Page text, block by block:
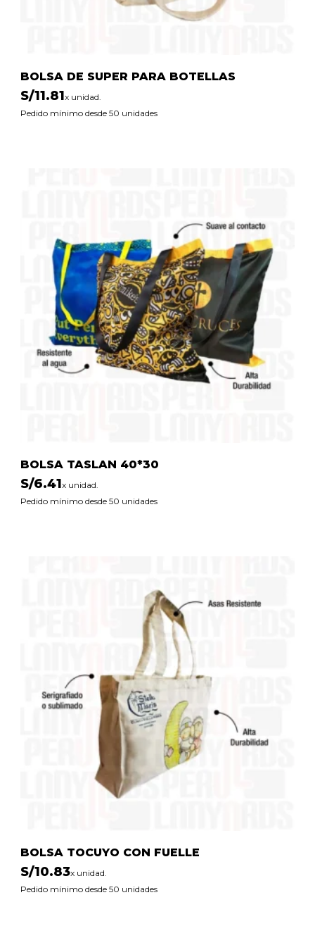
BOLSA DE SUPER PARA BOTELLAS
S/11.81x unidad.
Pedido mínimo desde 50 unidades
BOLSA TASLAN 40*30
S/6.41x unidad.
Pedido mínimo desde 50 unidades
BOLSA TOCUYO CON FUELLE
S/10.83x unidad.
Pedido mínimo desde 50 unidades